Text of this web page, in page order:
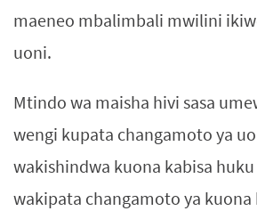
maeneo mbalimbali mwilini
uoni.
Mtindo wa maisha hivi sasa
wengi kupata changamoto ya
wakishindwa kuona kabisa
wakipata changamoto ya